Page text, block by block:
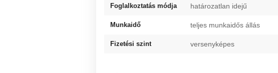
Foglalkoztatás módja határozatlan idejű
Munkaidő teljes munkaidős állás
Fizetési szint versenyképes